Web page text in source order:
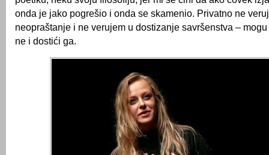
onda je jako pogrešio i onda se skamenio. Privatno ne
neopraštanje i ne verujem u dostizanje savršenstva –
ne i dostići ga.